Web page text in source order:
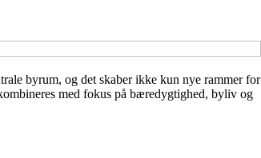
byrum, og det skaber ikke kun nye rammer for
med fokus på bæredygtighed, byliv og